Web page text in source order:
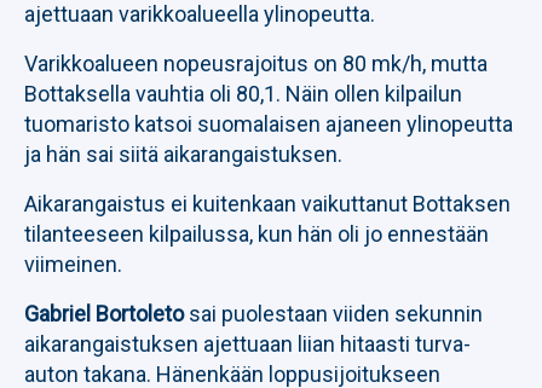
ajettuaan varikkoalueella ylinopeutta.
Varikkoalueen nopeusrajoitus on 80 mk/h, mutta
Bottaksella vauhtia oli 80,1. Näin ollen kilpailun
tuomaristo katsoi suomalaisen ajaneen ylinopeutta
ja hän sai siitä aikarangaistuksen.
Aikarangaistus ei kuitenkaan vaikuttanut Bottaksen
tilanteeseen kilpailussa, kun hän oli jo ennestään
viimeinen.
Gabriel Bortoletosai puolestaan viiden sekunnin
aikarangaistuksen ajettuaan liian hitaasti turva-
auton takana. Hänenkään loppusijoitukseen